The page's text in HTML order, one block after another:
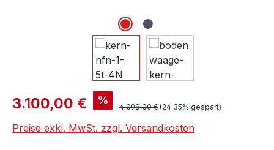
Verkaufspreis:
3.100,00 € % Regulärer Preis:
4.098,00 € (24.35% gespart)
Preise exkl. MwSt. zzgl. Versandkosten